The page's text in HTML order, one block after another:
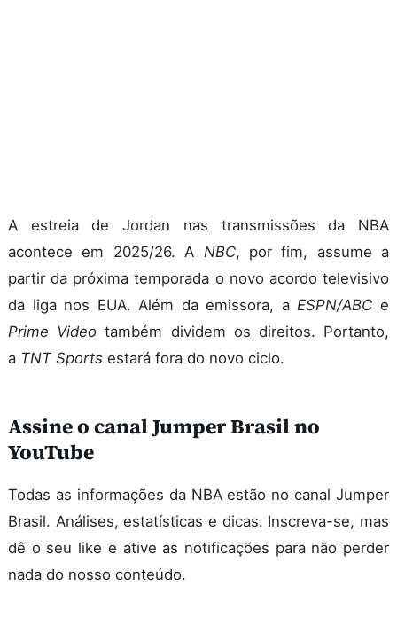
A estreia de Jordan nas transmissões da NBA
acontece em 2025/26. A NBC, por fim, assume a
partir da próxima temporada o novo acordo televisivo
da liga nos EUA. Além da emissora, a ESPN/ABC e
Prime Video também dividem os direitos. Portanto,
a TNT Sports estará fora do novo ciclo.
Assine o canal Jumper Brasil no
YouTube
Todas as informações da NBA estão no canal Jumper
Brasil. Análises, estatísticas e dicas. Inscreva-se, mas
dê o seu like e ative as notificações para não perder
nada do nosso conteúdo.